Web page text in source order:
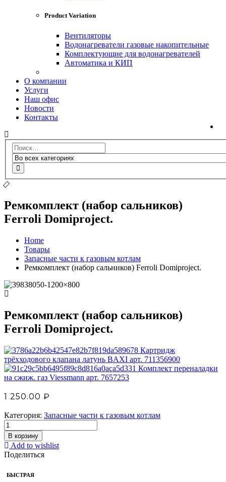
Product Variation
Вентиляторы
Водонагреватели газовые накопительные
Комплектующие для водонагревателей
Автоматика и КИП
О компании
Услуги
Наш офис
Новости
Контакты
Ремкомплект (набор сальников)
Ferroli Domiproject.
Home
Товары
Запасные части к газовым котлам
Ремкомплект (набор сальников) Ferroli Domiproject.
Ремкомплект (набор сальников)
Ferroli Domiproject.
Картридж
трёхходового клапана латунь BAXI арт. 711356900
Комплект переналадки
на сжиж. газ Viessmann арт. 7657253
1 250.00 ₽
Категория: Запасные части к газовым котлам
В корзину
Add to wishlist
Поделиться
БЫСТРАЯ